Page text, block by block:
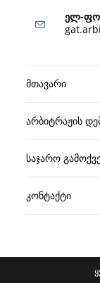
in
ელ-
მთავარი
არბიტრაჟის
საჯარო
კონტაქტი